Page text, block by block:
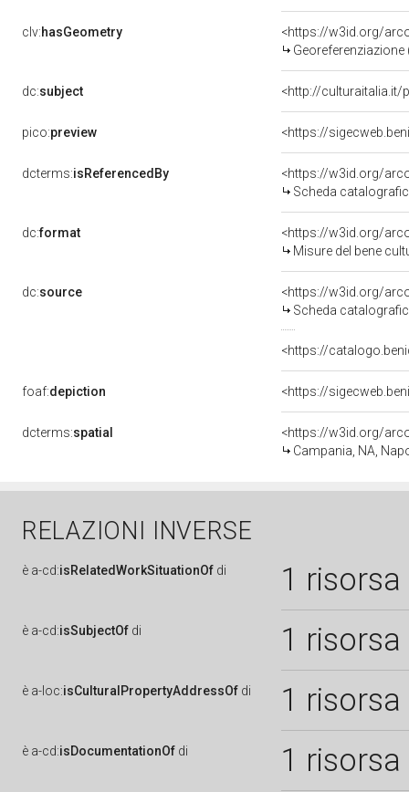
clv:hasGeometry
<https://w3id.org/
dc:subject <http://culturaitalia.it/
pico:preview <https://
dcterms:isReferencedBy
<https://w3id.org/
Scheda
dc:format
<https://w3id.org/
Misure del bene
dc:source
<https://w3id.org/
Scheda
<https://
foaf:depiction <https://
dcterms:spatial
<https://w3id.org/
Campania, NA,
RELAZIONI INVERSE
è a-cd:isRelatedWorkSituationOf di 1 risorsa
è a-cd:isSubjectOf di 1 risorsa
è a-loc:isCulturalPropertyAddressOf di 1 risorsa
è a-cd:isDocumentationOf di 1 risorsa